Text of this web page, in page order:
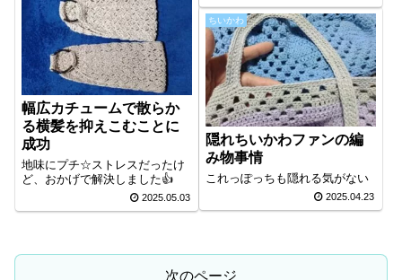
幅広カチュームで散らか
る横髪を抑えこむことに
成功
地味にプチ☆ストレスだったけ
ど、おかげで解決しました👍️
2025.05.03
ちいかわ
隠れちいかわファンの編
み物事情
これっぽっちも隠れる気がない
2025.04.23
次のページ